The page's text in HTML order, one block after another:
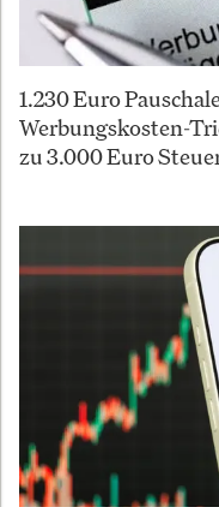
1.230 Euro
Werbungskosten-
zu 3.000 Euro